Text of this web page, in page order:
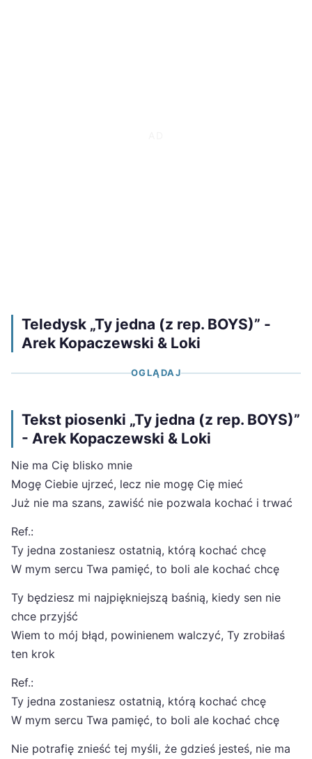
Teledysk „Ty jedna (z rep. BOYS)” -
Arek Kopaczewski & Loki
OGLĄDAJ
Tekst piosenki „Ty jedna (z rep. BOYS)”
- Arek Kopaczewski & Loki
Nie ma Cię blisko mnie
Mogę Ciebie ujrzeć, lecz nie mogę Cię mieć
Już nie ma szans, zawiść nie pozwala kochać i trwać
Ref.:
Ty jedna zostaniesz ostatnią, którą kochać chcę
W mym sercu Twa pamięć, to boli ale kochać chcę
Ty będziesz mi najpiękniejszą baśnią, kiedy sen nie
chce przyjść
Wiem to mój błąd, powinienem walczyć, Ty zrobiłaś
ten krok
Ref.:
Ty jedna zostaniesz ostatnią, którą kochać chcę
W mym sercu Twa pamięć, to boli ale kochać chcę
Nie potrafię znieść tej myśli, że gdzieś jesteś, nie ma